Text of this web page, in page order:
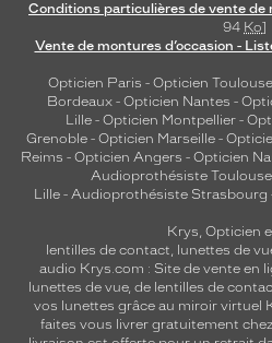
Conditions particulières de vente de
94 Ko]
Vente de montures d’occasion -
Opticien Paris - Opticien Toulouse
Bordeaux- Opticien Nantes -
Lille - Opticien Montpellier -
Grenoble - Opticien Marseille -
Reims - Opticien Angers - Opticien
Audioprothésiste Toulouse
Lille- Audioprothésiste Strasbourg
Krys, Opticien
lentilles de contact, lunettes de
audio Krys.com : Site de vente en
lunettes de vue, de lentilles de
vos lunettes grâce au miroir virtuel
faites vous livrer gratuitement